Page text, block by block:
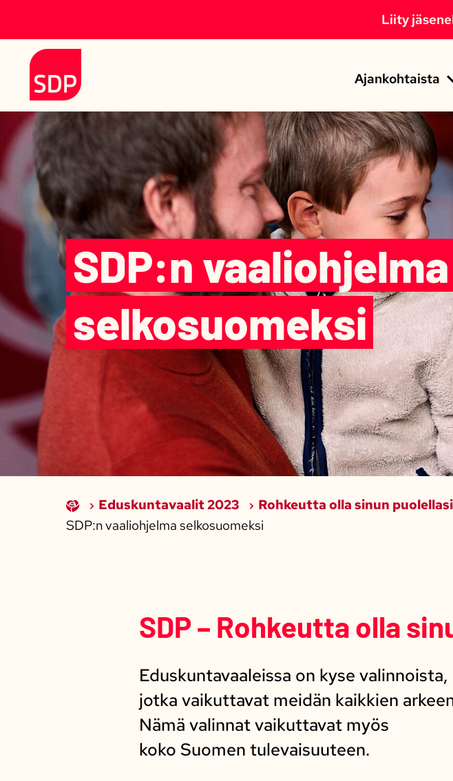
Etusivulle
Ajankohtaista
Liity
SDP:n vaaliohjelma
selkosuomeksi
Eduskuntavaalit 2023
Rohkeutta olla sinun
SDP:n vaaliohjelma selkosuomeksi
SDP – Rohkeutta olla
Eduskuntavaaleissa on kyse valinnoista,
jotka vaikuttavat meidän kaikkien
Nämä valinnat vaikuttavat myös
koko Suomen tulevaisuuteen.